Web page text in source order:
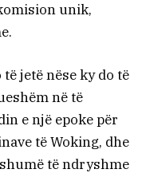
unik,
jetë nëse ky do të
në të
e një epoke për
të Woking, dhe
të ndryshme